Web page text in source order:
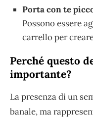
Porta con te
Possono essere
carrello per
Perché questo
importante?
La presenza di un
banale, ma